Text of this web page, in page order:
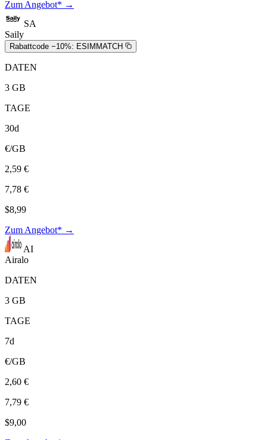
Zum Angebot* →
SA
Saily
Rabattcode −10%: ESIMMATCH
DATEN
3 GB
TAGE
30d
€/GB
2,59 €
7,78 €
$8,99
Zum Angebot* →
AI
Airalo
DATEN
3 GB
TAGE
7d
€/GB
2,60 €
7,79 €
$9,00